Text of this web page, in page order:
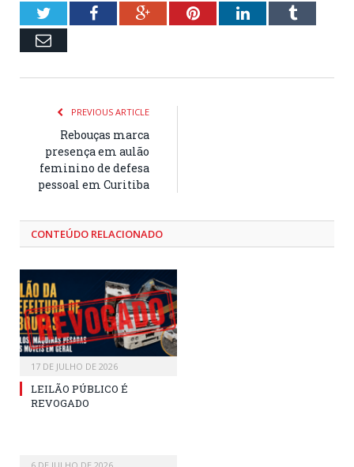
TwitterFacebookGoogle+PinterestLinkedInTumblr
Email
PREVIOUS ARTICLE
Rebouças marca
presença em aulão
feminino de defesa
pessoal em Curitiba
CONTEÚDO RELACIONADO
17 DE JULHO DE 2026
LEILÃO PÚBLICO É
REVOGADO